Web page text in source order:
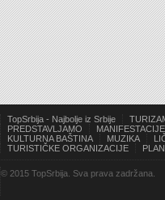
TopSrbija - Najbolje iz Srbije
PREDSTAVLJAMO
MANIFESTACIJE
KULTURNA BAŠTINA
MUZIKA
TURISTIČKE ORGANIZACIJE
© 2015 TopSrbija. Sva prava zadržana.